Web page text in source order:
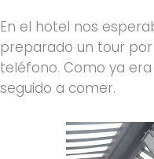
En el hotel nos
preparado un tour por
teléfono. Como ya
seguido a comer.